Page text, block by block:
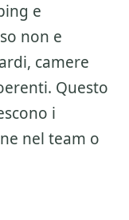
e
non e
camere
Questo
i
nel team o